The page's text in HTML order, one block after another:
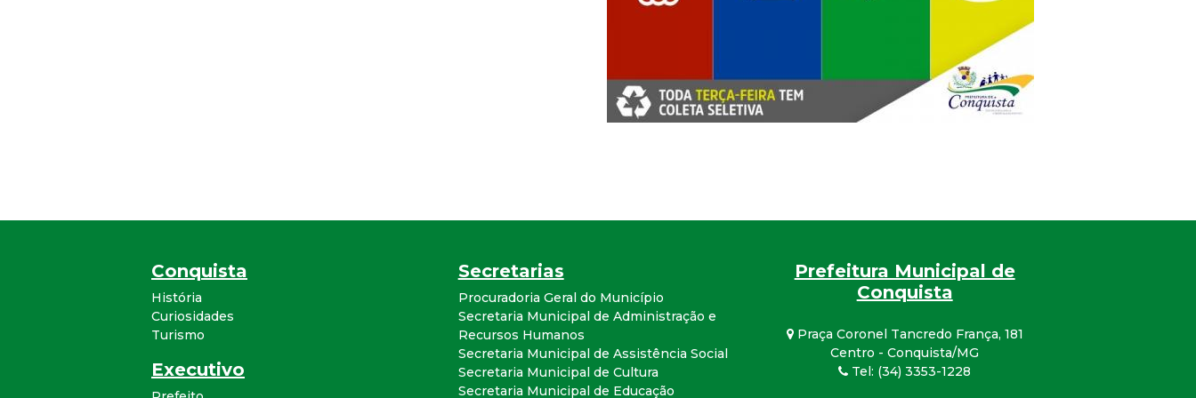
c
i
p
Conquista
História
Curiosidades
Turismo
Executivo
Secretarias
Procuradoria Geral do Município
Secretaria Municipal de Administração e
Recursos Humanos
Secretaria Municipal de Assistência Social
Secretaria Municipal de Cultura
Secretaria Municipal de Educação
Prefeitura Municipal de
Conquista
Praça Coronel Tancredo França, 181
Centro - Conquista/MG
Tel: (34) 3353-1228